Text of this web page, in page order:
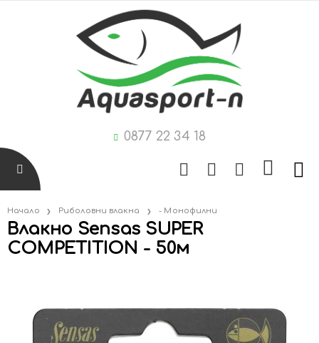
0877 22 34 18
Начало Риболовни влакна - Монофилни
Влакно Sensas SUPER
COMPETITION - 50м